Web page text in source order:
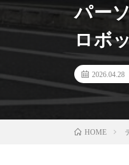
パー
ロボ
2026.04.28
HOME